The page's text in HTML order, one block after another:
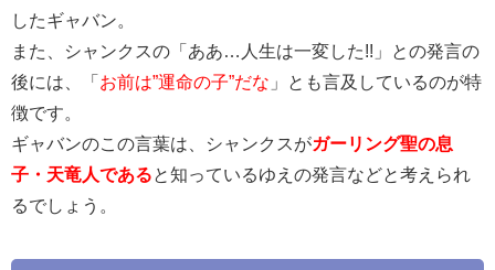
したギャバン。
また、シャンクスの「ああ…人生は一変した!!」との発言の
後には、「 お前は”運命の子”だな 」とも言及しているのが特
徴です。
ギャバンのこの言葉は、シャンクスがガーリング聖の息
子・天竜人であると知っているゆえの発言などと考えられ
るでしょう。